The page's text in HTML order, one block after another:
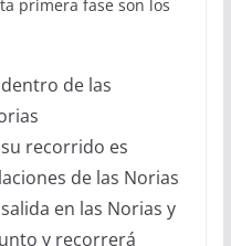
primera fase son los
de las
recorrido es
de las Norias
en las Norias y
y recorrerá